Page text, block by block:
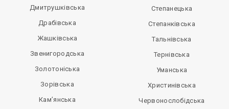
Дмитрушківська
Драбівська
Жашківська
Звенигородська
Золотоніська
Зорівська
Кам’янська
Степанецька
Степанківська
Тальнівська
Тернівська
Уманська
Христинівська
Червонослобідська